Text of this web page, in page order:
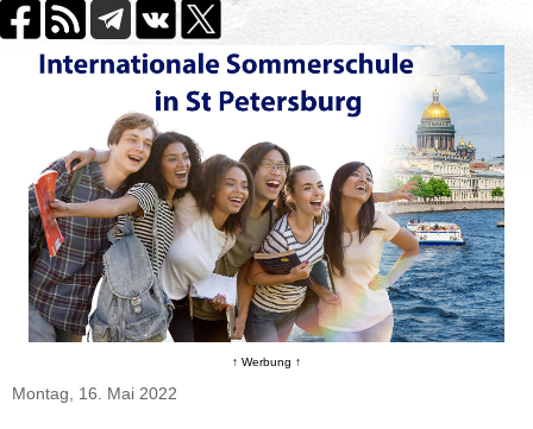
↑ Werbung ↑
Montag, 16. Mai 2022